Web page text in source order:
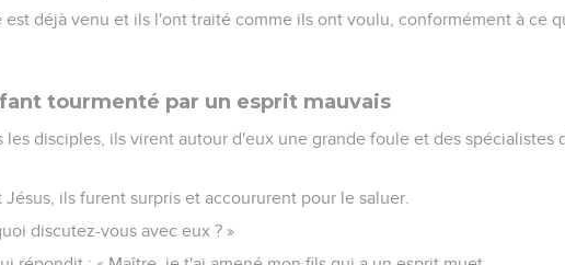
est déjà venu et ils l'ont traité comme ils ont voulu, conformément à ce
tourmenté par un esprit mauvais
les disciples, ils virent autour d'eux une grande foule et des spécialistes
ils furent surpris et accoururent pour le saluer.
discutez-vous avec eux ? »